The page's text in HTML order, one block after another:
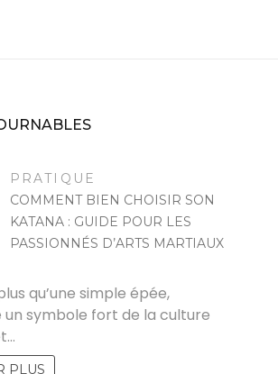
PRATIQUE
COMMENT BIEN CHOISIR SON
KATANA : GUIDE POUR LES
PASSIONNÉS D’ARTS MARTIAUX
qu’une simple épée,
symbole fort de la culture
PLUS